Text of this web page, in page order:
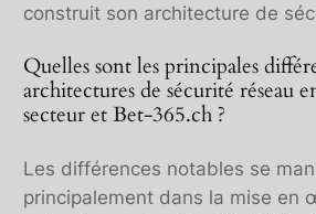
construit son architecture de
Quelles sont les principales
architectures de sécurité réseau
secteur et Bet-365.ch ?
Les différences notables se
principalement dans la mise en